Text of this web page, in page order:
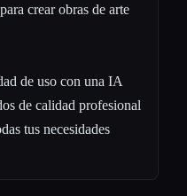
crear obras de arte
de uso con una IA
de calidad profesional
tus necesidades